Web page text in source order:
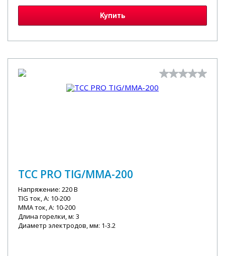
Купить
ТСС PRO TIG/MMA-200
Напряжение: 220 В
TIG ток, А: 10-200
MMA ток, А: 10-200
Длина горелки, м: 3
Диаметр электродов, мм: 1-3.2